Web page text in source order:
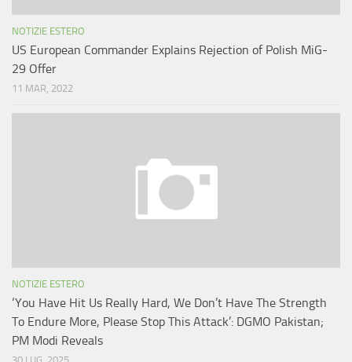
NOTIZIE ESTERO
US European Commander Explains Rejection of Polish MiG-
29 Offer
11 MAR, 2022
NOTIZIE ESTERO
‘You Have Hit Us Really Hard, We Don’t Have The Strength
To Endure More, Please Stop This Attack’: DGMO Pakistan;
PM Modi Reveals